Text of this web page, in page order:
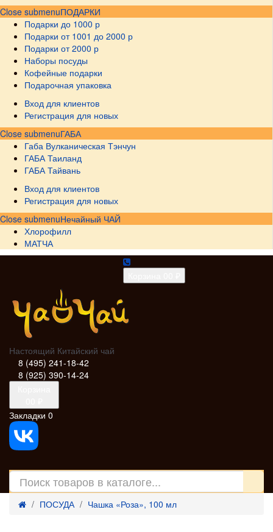
Close submenuПОДАРКИ
Подарки до 1000 р
Подарки от 1001 до 2000 р
Подарки от 2000 р
Наборы посуды
Кофейные подарки
Подарочная упаковка
Вход для клиентов
Регистрация для новых
Close submenuГАБА
Габа Вулканическая Тэнчун
ГАБА Таиланд
ГАБА Тайвань
Вход для клиентов
Регистрация для новых
Close submenuНечайный ЧАЙ
Хлорофилл
МАТЧА
Настоящий Китайский чай
8 (495) 241-18-42
8 (925) 390-14-24
Закладки 0
ПОСУДА Чашка «Роза», 100 мл